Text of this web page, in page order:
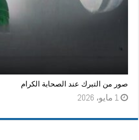
صور من التبرك عند الصحابة الكرام
1 مايو، 2026